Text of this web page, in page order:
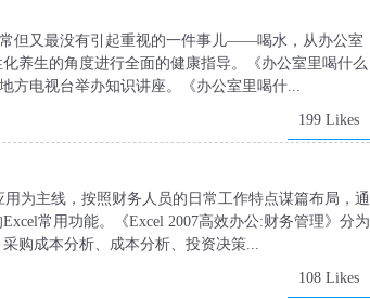
但又最没有引起重视的一件事儿——喝水，从办公室
养生的角度进行全面的健康指导。《办公室里喝什么
方电视台举办知识讲座。《办公室里喝什...
199 Likes
用为主线，按照财务人员的日常工作特点谋篇布局，通
常用功能。《Excel 2007高效办公:财务管理》分为
购成本分析、成本分析、投资决策...
108 Likes